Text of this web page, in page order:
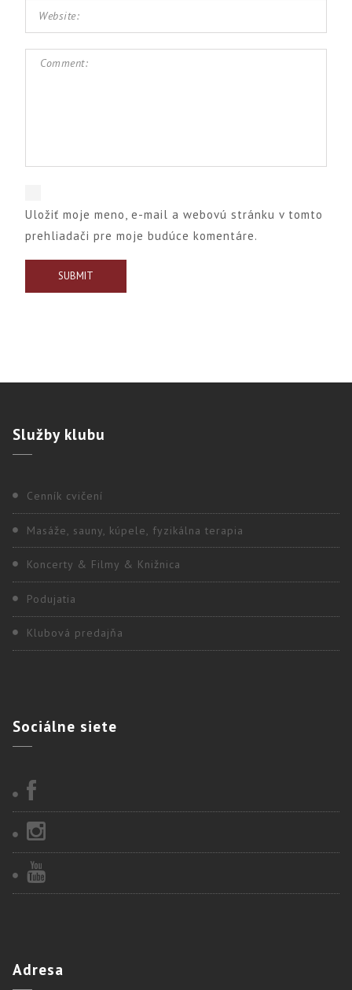
Uložiť moje meno, e-mail a webovú stránku v tomto
prehliadači pre moje budúce komentáre.
Službyklubu
Cenník cvičení
Masáže, sauny, kúpele, fyzikálna terapia
Koncerty & Filmy & Knižnica
Podujatia
Klubová predajňa
Sociálne siete
Adresa